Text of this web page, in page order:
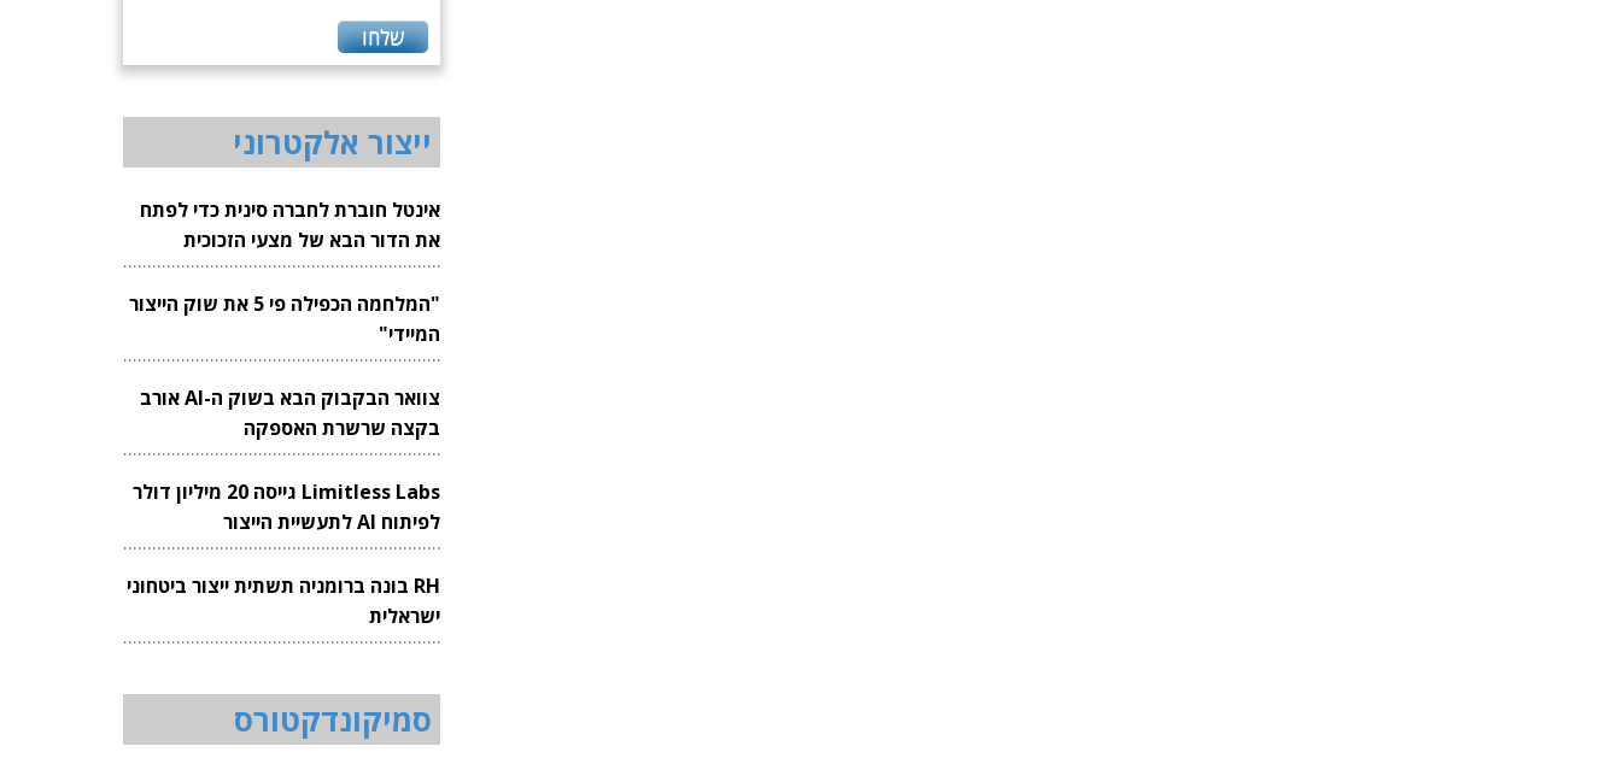
ייצור אלקטרוני
אינטל חוברת לחברה סינית כדי לפתח
את הדור הבא של מצעי הזכוכית
לשבבים
"המלחמה הכפילה פי 5 את שוק הייצור
המיידי"
צוואר הבקבוק הבא בשוק ה-AI אורב
בקצה שרשרת האספקה
Limitless Labs גייסה 20 מיליון דולר
לפיתוח AI לתעשיית הייצור
RH בונה ברומניה תשתית ייצור ביטחוני
ישראלית
סמיקונדקטורס